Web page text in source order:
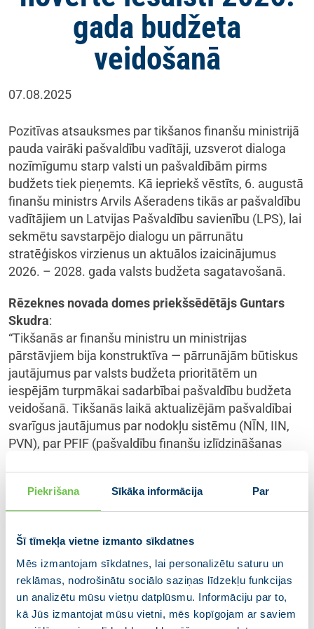
Piekrišana Sīkāka informācija Par
Šī tīmekļa vietne izmanto sīkdatnes
Mēs izmantojam sīkdatnes, lai personalizētu saturu un
reklāmas, nodrošinātu sociālo saziņas līdzekļu funkcijas
un analizētu mūsu vietņu datplūsmu. Informāciju par to,
kā Jūs izmantojat mūsu vietni, mēs kopīgojam ar saviem
gada budžeta
veidošanā
07.08.2025
Pozitīvas atsauksmes par tikšanos finanšu ministrijā
pauda vairāki pašvaldību vadītāji, uzsverot dialoga
nozīmīgumu starp valsti un pašvaldībām pirms
budžets tiek pieņemts. Kā iepriekš vēstīts, 6. augustā
finanšu ministrs Arvils Ašeradens tikās ar pašvaldību
vadītājiem un Latvijas Pašvaldību savienību (LPS), lai
sekmētu savstarpējo dialogu un pārrunātu
stratēģiskos virzienus un aktuālos izaicinājumus
2026. – 2028. gada valsts budžeta sagatavošanā.
Rēzeknes novada domes priekšsēdētājs Guntars
Skudra:
“Tikšanās ar finanšu ministru un ministrijas
pārstāvjiem bija konstruktīva — pārrunājām būtiskus
jautājumus par valsts budžeta prioritātēm un
iespējām turpmākai sadarbībai pašvaldību budžeta
veidošanā. Tikšanās laikā aktualizējām pašvaldībai
svarīgus jautājumus par nodokļu sistēmu (NĪN, IIN,
PVN), par PFIF (pašvaldību finanšu izlīdzināšanas
projektos, saistību slieksni un atbalstu
nodarbinātajiem un iedzīvotājiem.
Ņemot vērā 2026. gada budžeta izstrādes
sarežģītību un pieaugošo spiedienu uz valsts finanšu
resursiem, tikšanās ar finanšu ministru bija svarīgs
solis ceļā uz kopīgu izpratni par nepieciešamajiem
risinājumiem. Skaidrs, ka priekšā stāv smagi lēmumi,
taču dialogs un sadarbība būs izšķiroši, lai